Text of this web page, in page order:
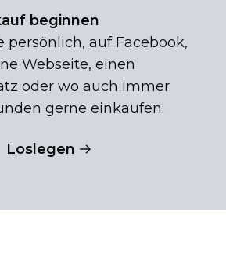
beginnen
persönlich, auf Facebook,
Webseite, einen
oder wo auch immer
gerne einkaufen.
Loslegen